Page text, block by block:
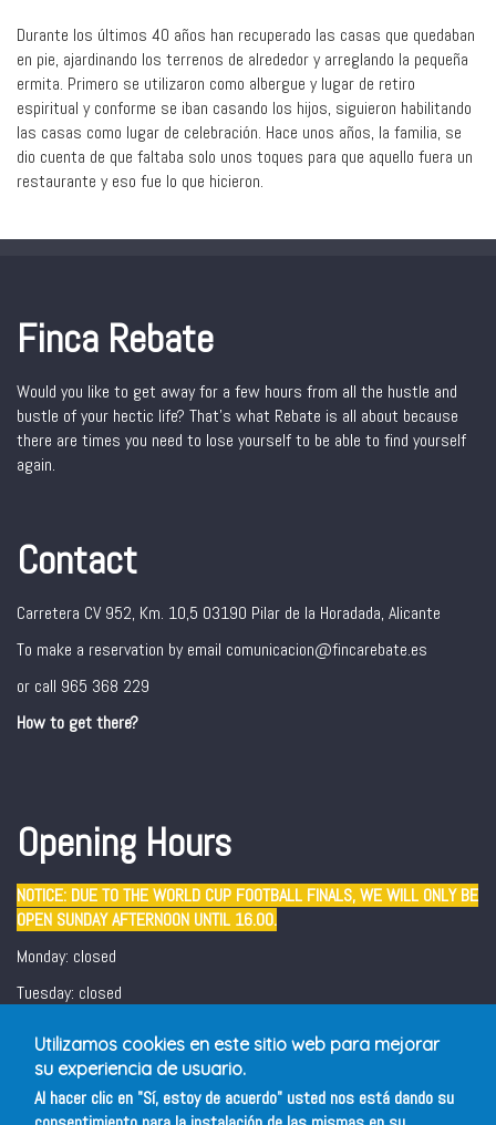
Durante los últimos 40 años han recuperado las casas que quedaban
en pie, ajardinando los terrenos de alrededor y arreglando la pequeña
ermita. Primero se utilizaron como albergue y lugar de retiro
espiritual y conforme se iban casando los hijos, siguieron habilitando
las casas como lugar de celebración. Hace unos años, la familia, se
dio cuenta de que faltaba solo unos toques para que aquello fuera un
restaurante y eso fue lo que hicieron.
Finca Rebate
Would you like to get away for a few hours from all the hustle and
bustle of your hectic life? That’s what Rebate is all about because
there are times you need to lose yourself to be able to find yourself
again.
Contact
Carretera CV 952, Km. 10,5 03190 Pilar de la Horadada, Alicante
To make a reservation by email comunicacion@fincarebate.es
or call 965 368 229
How to get there?
Opening Hours
NOTICE: DUE TO THE WORLD CUP FOOTBALL FINALS, WE WILL ONLY BE
OPEN SUNDAY AFTERNOON UNTIL 16.00.
Monday: closed
Tuesday: closed
Friday and Saturday evening: 19:00 - 22:00
Utilizamos cookies en este sitio web para mejorar
su experiencia de usuario.
Al hacer clic en "Sí, estoy de acuerdo" usted nos está dando su